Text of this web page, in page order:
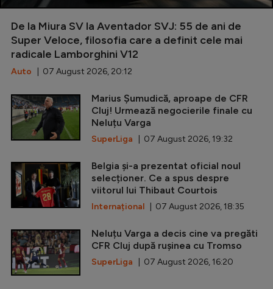
De la Miura SV la Aventador SVJ: 55 de ani de
Super Veloce, filosofia care a definit cele mai
radicale Lamborghini V12
Auto | 07 August 2026, 20:12
Marius Șumudică, aproape de CFR
Cluj! Urmează negocierile finale cu
Neluțu Varga
SuperLiga | 07 August 2026, 19:32
Belgia și-a prezentat oficial noul
selecționer. Ce a spus despre
viitorul lui Thibaut Courtois
Internațional | 07 August 2026, 18:35
Neluțu Varga a decis cine va pregăti
CFR Cluj după rușinea cu Tromso
SuperLiga | 07 August 2026, 16:20